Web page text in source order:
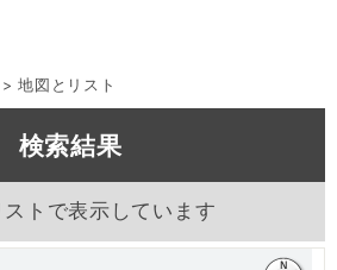
> 地図とリスト
検索結果
トで表示しています